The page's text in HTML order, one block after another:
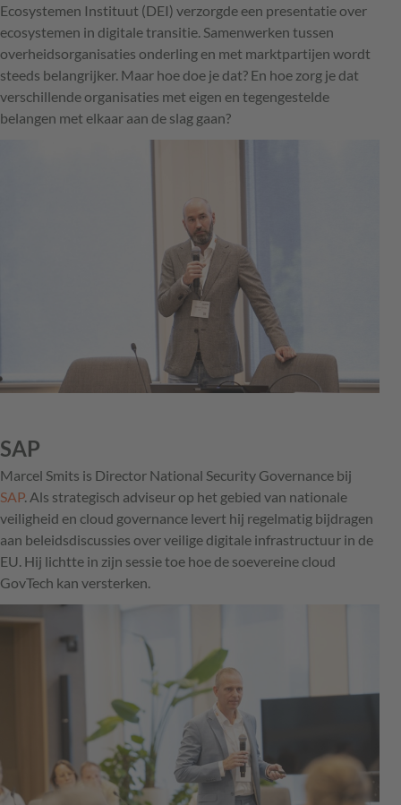
Ecosystemen Instituut (DEI) verzorgde een presentatie over
ecosystemen in digitale transitie. Samenwerken tussen
overheidsorganisaties onderling en met marktpartijen wordt
steeds belangrijker. Maar hoe doe je dat? En hoe zorg je dat
verschillende organisaties met eigen en tegengestelde
belangen met elkaar aan de slag gaan?
SAP
Marcel Smits is Director National Security Governance bij
SAP. Als strategisch adviseur op het gebied van nationale
veiligheid en cloud governance levert hij regelmatig bijdragen
aan beleidsdiscussies over veilige digitale infrastructuur in de
EU. Hij lichtte in zijn sessie toe hoe de soevereine cloud
GovTech kan versterken.